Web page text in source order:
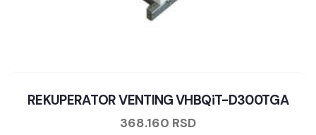
REKUPERATOR VENTING VHBQiT-D300TGA
368.160 RSD